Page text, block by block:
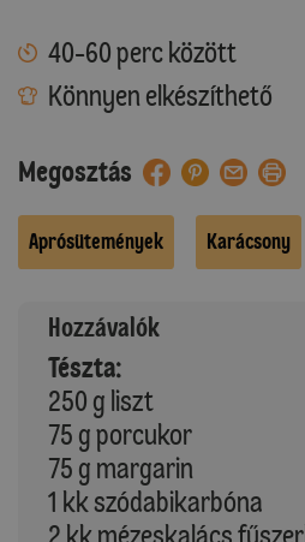
40-60 perc között
Könnyen elkészíthető
Megosztás
Aprósütemények Karácsony
Hozzávalók
Tészta:
250 g liszt
75 g porcukor
75 g margarin
1 kk szódabikarbóna
2 kk mézeskalács